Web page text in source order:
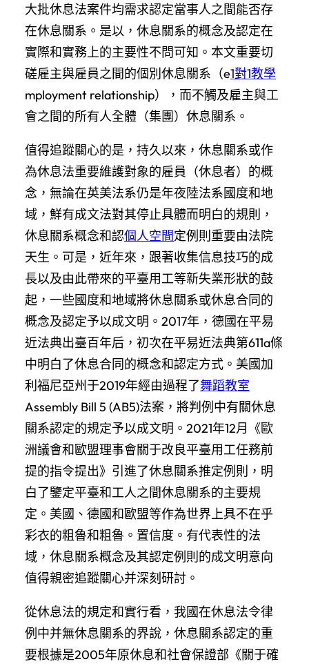
大批休息法案件均需求認定當事人之間能否存
在休息關系。是以，休息關系的概念及認定在
實際和實務上的主要性不問可知。本文重要切
磋雇主與雇員之間的個別休息關系（e1對1教學
mployment relationship），而不觸及雇主與工
會之間的所有人全體（集團）休息關系。
值得追蹤關心的是，持久以來，休息關系或作
為休息法重要維護對象的雇員（休息者）的概
念，無論在英美法系仍是年夜陸法系國度和地
域，鮮有成文法對其停止具體而明白的規則，
休息關系概念和認個人空間定例則重要由法院
天生。可是，近年來，跟著收集信息技巧的成
長以及由此帶來的平臺用工等新失業形狀的鼓
起，一些國度和地域將休息關系或休息合同的
概念及認定予以成文明。2017年，德國在平易
近法典出臺百年后，初次在平易近法典第611a條
中明白了休息合同的概念和認定方式。美國加
利福尼亞州于2019年經由過程了舞蹈教室
Assembly Bill 5 (AB5)法案，將判例中有關休息
關系認定的規定予以成文明。2021年12月《歐
洲議會和歐盟理事會關于改良平臺用工任務前
提的指令提出》引進了休息關系推定例則，明
白了鑒定平臺和工人之間休息關系的主要規
定。美國、德國和歐盟等作為世界上具不在乎
彩衣的粗魯和粗魯。置信度。有代表性的法
域，休息關系概念及其認定例則的成文明意向
值得親密追蹤關心并深刻研討。
從休息法的規定和實行看，我國在休息法令律
例中并無休息關系的界說，休息關系認定的重
要根據是2005年原休息和社會保證部《關于確